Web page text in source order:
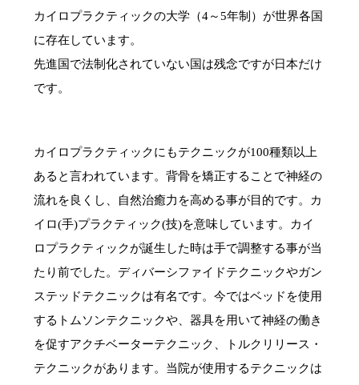
カイロプラクティックの大学（4～5年制）が世界各国
に存在しています。
先進国で法制化されていない国は残念ですが日本だけ
です。
カイロプラクティックにもテクニックが100種類以上
あると言われています。背骨を矯正することで神経の
流れを良くし、自然治癒力を高める事が目的です。カ
イロ(手)プラクティック(技)を意味しています。カイ
ロプラクティックが誕生した時は手で調整する事が当
たり前でした。ディバーシファイドテクニックやガン
ステッドテクニックは有名です。今ではベッドを使用
するトムソンテクニックや、器具を用いて神経の働き
を促すアクチベーターテクニック、トルクリリース・
テクニックがあります。当院が使用するテクニックは